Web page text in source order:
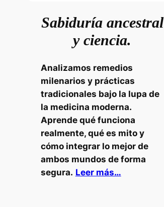
Sabiduría ancestral
y ciencia.
Analizamos remedios
milenarios y prácticas
tradicionales bajo la lupa de
la medicina moderna.
Aprende qué funciona
realmente, qué es mito y
cómo integrar lo mejor de
ambos mundos de forma
segura. Leer más…